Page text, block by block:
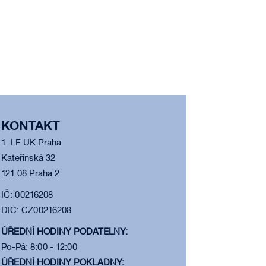
KONTAKT
1. LF UK Praha
Kateřinská 32
121 08 Praha 2
IČ: 00216208
DIČ: CZ00216208
ÚŘEDNÍ HODINY PODATELNY:
Po-Pá: 8:00 - 12:00
ÚŘEDNÍ HODINY POKLADNY: